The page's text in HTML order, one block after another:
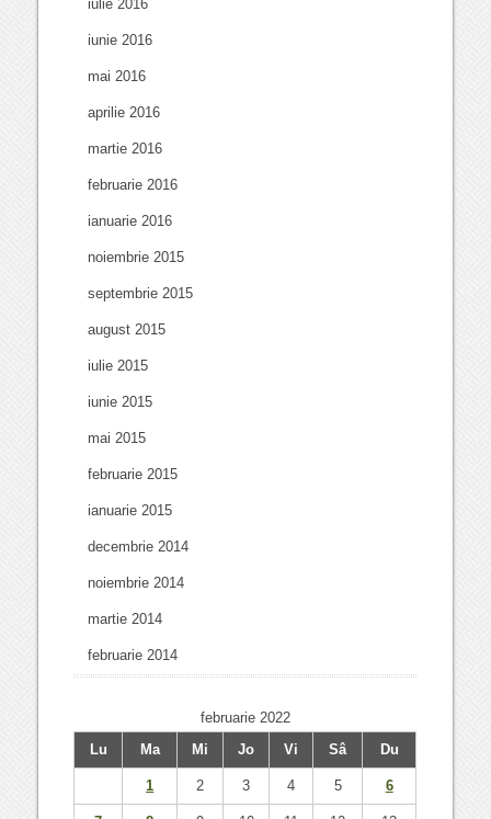
iulie 2016
iunie 2016
mai 2016
aprilie 2016
martie 2016
februarie 2016
ianuarie 2016
noiembrie 2015
septembrie 2015
august 2015
iulie 2015
iunie 2015
mai 2015
februarie 2015
ianuarie 2015
decembrie 2014
noiembrie 2014
martie 2014
februarie 2014
februarie 2022
Lu
Ma Mi Jo Vi Sâ Du
1 2 3 4 5 6